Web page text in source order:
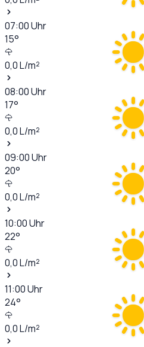
07:00Uhr
15°
0,0L/m²
08:00Uhr
17°
0,0L/m²
09:00Uhr
20°
0,0L/m²
10:00Uhr
22°
0,0L/m²
11:00Uhr
24°
0,0L/m²